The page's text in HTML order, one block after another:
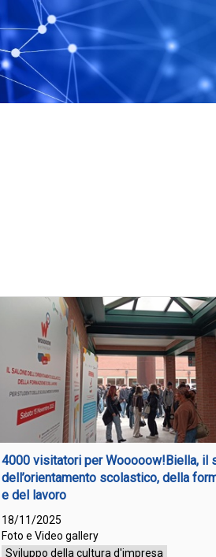
4000 visitatori per Wooooow!Biella, il
dell’orientamento scolastico, della
e del lavoro
18/11/2025
Foto e Video gallery
Sviluppo della cultura d'impresa